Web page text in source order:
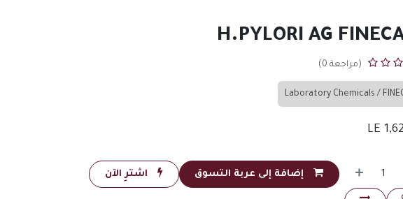
H.PYLORI AG
(مراجعة 0)
Laboratory Chemicals /
إضافة إلى عربة التسوق اشترِ الآن